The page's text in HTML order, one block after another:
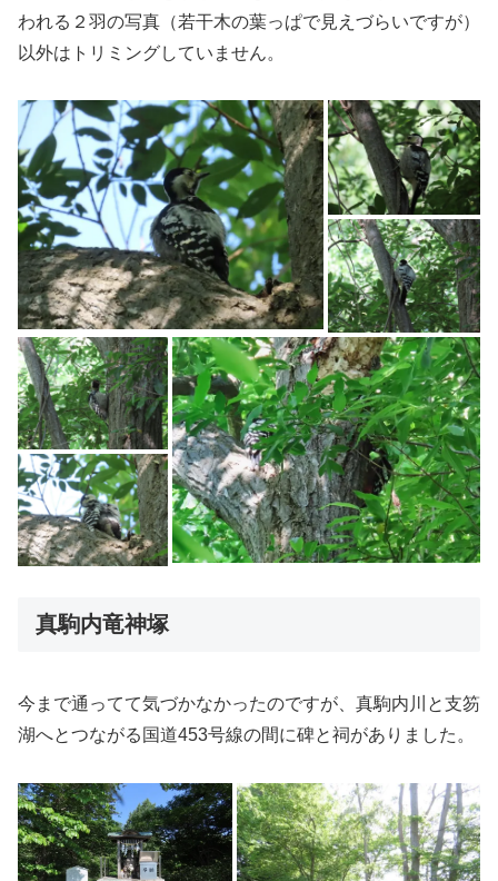
われる２羽の写真（若干木の葉っぱで見えづらいですが）
以外はトリミングしていません。
真駒内竜神塚
今まで通ってて気づかなかったのですが、真駒内川と支笏
湖へとつながる国道453号線の間に碑と祠がありました。